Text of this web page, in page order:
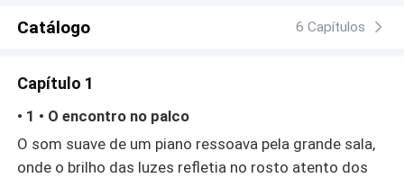
Catálogo 6 Capítulos
Capítulo 1
• 1 • O encontro no palco
O som suave de um piano ressoava pela grande sala,
onde o brilho das luzes refletia no rosto atento dos